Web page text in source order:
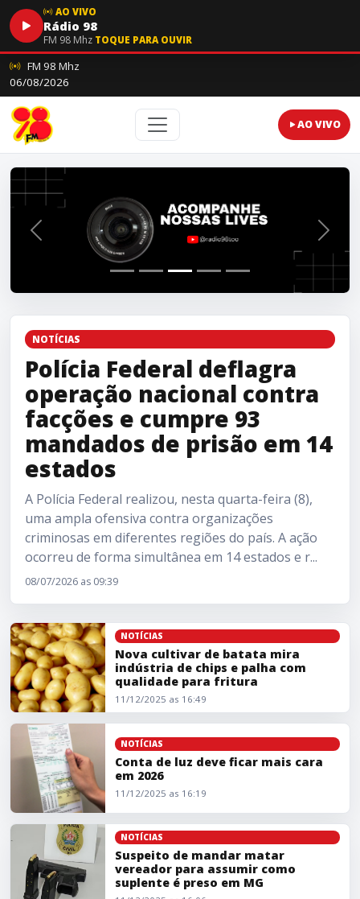
AO VIVO
Rádio 98
FM 98 Mhz TOQUE PARA OUVIR
FM 98 Mhz
06/08/2026
AO VIVO
Polícia Federal deflagra operação nacional contra
NOTÍCIAS
Polícia Federal deflagra
operação nacional contra
facções e cumpre 93
mandados de prisão em 14
estados
A Polícia Federal realizou, nesta quarta-feira (8),
uma ampla ofensiva contra organizações
criminosas em diferentes regiões do país. A ação
ocorreu de forma simultânea em 14 estados e r...
08/07/2026 as 09:39
Nova cultivar de batata mira indústria de chips e palha
NOTÍCIAS
Nova cultivar de batata mira
indústria de chips e palha com
qualidade para fritura
11/12/2025 as 16:49
Conta de luz deve ficar mais cara em 2026
NOTÍCIAS
Conta de luz deve ficar mais cara
em 2026
11/12/2025 as 16:19
Suspeito de mandar matar vereador para assumir como
NOTÍCIAS
Suspeito de mandar matar
vereador para assumir como
suplente é preso em MG